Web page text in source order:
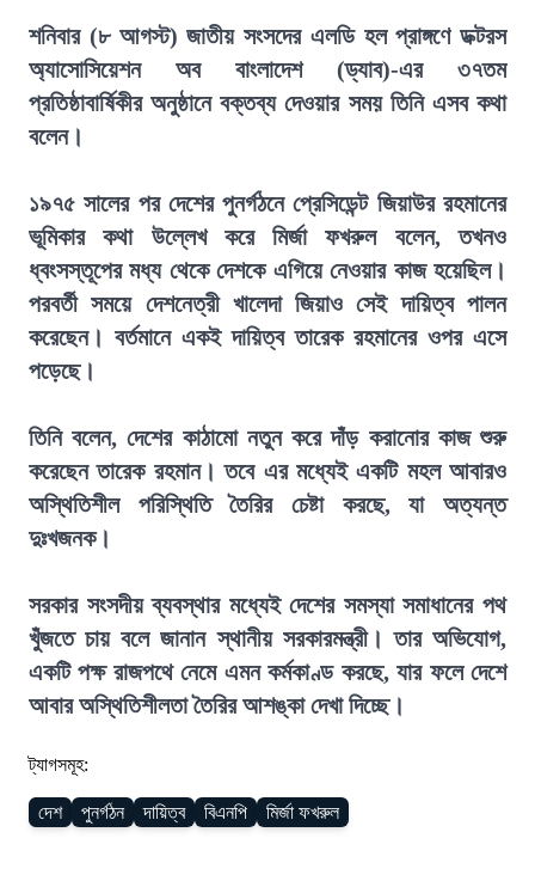
শনিবার (৮ আগস্ট) জাতীয় সংসদের এলডি হল প্রাঙ্গণে ডক্টরস
অ্যাসোসিয়েশন অব বাংলাদেশ (ড্যাব)-এর ৩৭তম
প্রতিষ্ঠাবার্ষিকীর অনুষ্ঠানে বক্তব্য দেওয়ার সময় তিনি এসব কথা
বলেন।
১৯৭৫ সালের পর দেশের পুনর্গঠনে প্রেসিডেন্ট জিয়াউর রহমানের
ভূমিকার কথা উল্লেখ করে মির্জা ফখরুল বলেন, তখনও
ধ্বংসস্তূপের মধ্য থেকে দেশকে এগিয়ে নেওয়ার কাজ হয়েছিল।
পরবর্তী সময়ে দেশনেত্রী খালেদা জিয়াও সেই দায়িত্ব পালন
করেছেন। বর্তমানে একই দায়িত্ব তারেক রহমানের ওপর এসে
পড়েছে।
তিনি বলেন, দেশের কাঠামো নতুন করে দাঁড় করানোর কাজ শুরু
করেছেন তারেক রহমান। তবে এর মধ্যেই একটি মহল আবারও
অস্থিতিশীল পরিস্থিতি তৈরির চেষ্টা করছে, যা অত্যন্ত
দুঃখজনক।
সরকার সংসদীয় ব্যবস্থার মধ্যেই দেশের সমস্যা সমাধানের পথ
খুঁজতে চায় বলে জানান স্থানীয় সরকারমন্ত্রী। তার অভিযোগ,
একটি পক্ষ রাজপথে নেমে এমন কর্মকাণ্ড করছে, যার ফলে দেশে
আবার অস্থিতিশীলতা তৈরির আশঙ্কা দেখা দিচ্ছে।
ট্যাগসমূহ:
দেশ পুনর্গঠন দায়িত্ব বিএনপি মির্জা ফখরুল